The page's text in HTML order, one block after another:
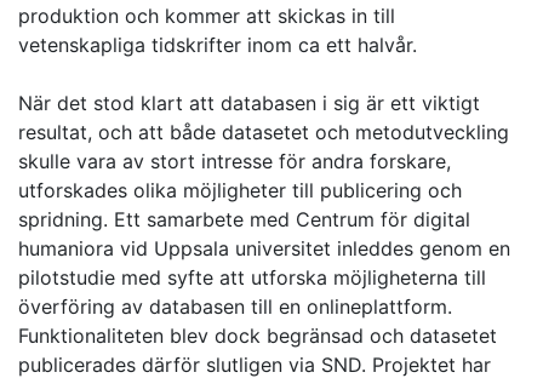
produktion och kommer att skickas in till
vetenskapliga tidskrifter inom ca ett halvår.
När det stod klart att databasen i sig är ett viktigt
resultat, och att både datasetet och metodutveckling
skulle vara av stort intresse för andra forskare,
utforskades olika möjligheter till publicering och
spridning. Ett samarbete med Centrum för digital
humaniora vid Uppsala universitet inleddes genom en
pilotstudie med syfte att utforska möjligheterna till
överföring av databasen till en onlineplattform.
Funktionaliteten blev dock begränsad och datasetet
publicerades därför slutligen via SND. Projektet har